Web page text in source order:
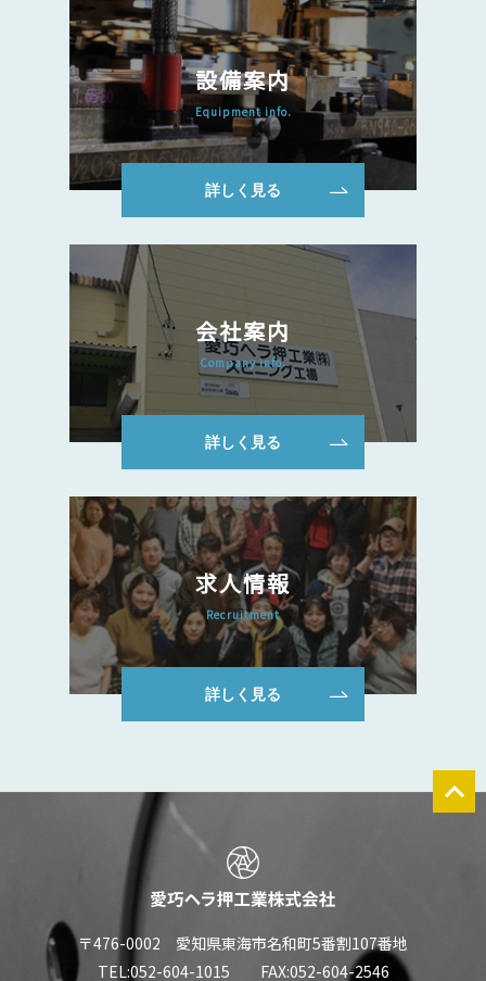
設備案内
Equipment info.
詳しく見る
会社案内
Company info.
詳しく見る
求人情報
Recruitment
詳しく見る
〒476-0002 愛知県東海市名和町5番割107番地
TEL:052-604-1015 FAX:052-604-2546